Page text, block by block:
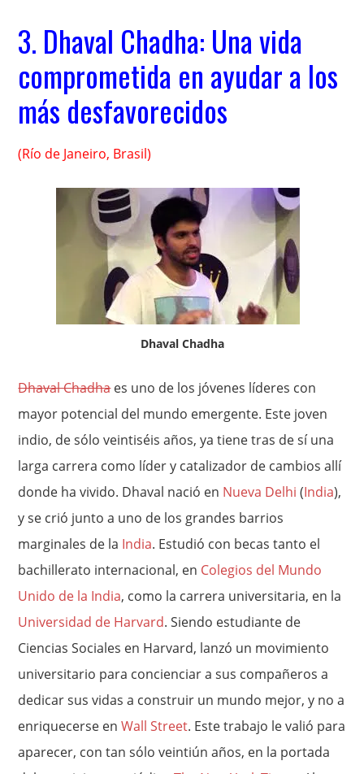
3. Dhaval Chadha: Una vida
comprometida en ayudar a los
más desfavorecidos
(Río de Janeiro, Brasil)
Dhaval Chadha
Dhaval Chadhaes uno de los jóvenes líderes con
mayor potencial del mundo emergente. Este joven
indio, de sólo veintiséis años, ya tiene tras de sí una
larga carrera como líder y catalizador de cambios allí
donde ha vivido. Dhaval nació en Nueva Delhi (India),
y se crió junto a uno de los grandes barrios
marginales de la India. Estudió con becas tanto el
bachillerato internacional, en Colegios del Mundo
Unido de la India, como la carrera universitaria, en la
Universidad de Harvard. Siendo estudiante de
Ciencias Sociales en Harvard, lanzó un movimiento
universitario para concienciar a sus compañeros a
dedicar sus vidas a construir un mundo mejor, y no a
enriquecerse enWall Street. Este trabajo le valió para
aparecer, con tan sólo veintiún años, en la portada